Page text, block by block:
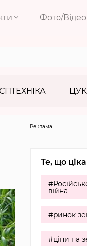
Фото/
Реклама
Те, що
війна
#ринок
#ціни на